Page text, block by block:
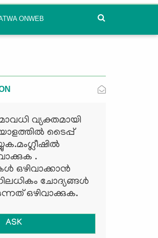
ONWEB
വ്യക്തമായി
ടൈപ്പ്
.
ഒഴിവാക്കാന്‍
ചോദ്യങ്ങള്‍
ഒഴിവാക്കുക.
ASK